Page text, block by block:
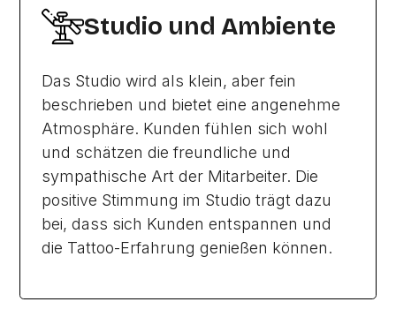
Studio und Ambiente
Das Studio wird als klein, aber fein
beschrieben und bietet eine angenehme
Atmosphäre. Kunden fühlen sich wohl
und schätzen die freundliche und
sympathische Art der Mitarbeiter. Die
positive Stimmung im Studio trägt dazu
bei, dass sich Kunden entspannen und
die Tattoo-Erfahrung genießen können.